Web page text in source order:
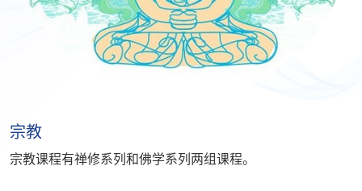
宗教
宗教课程有禅修系列和佛学系列两组课程。